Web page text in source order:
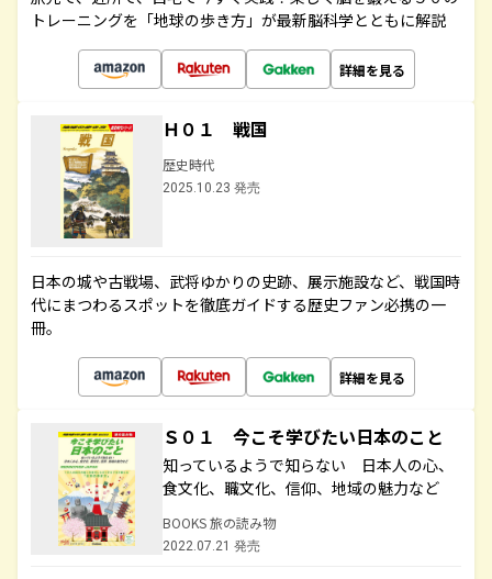
トレーニングを「地球の歩き方」が最新脳科学とともに解説
詳細を見る
Ｈ０１ 戦国
歴史時代
2025.10.23 発売
日本の城や古戦場、武将ゆかりの史跡、展示施設など、戦国時
代にまつわるスポットを徹底ガイドする歴史ファン必携の一
冊。
詳細を見る
Ｓ０１ 今こそ学びたい日本のこと
知っているようで知らない 日本人の心、
食文化、職文化、信仰、地域の魅力など
BOOKS 旅の読み物
2022.07.21 発売